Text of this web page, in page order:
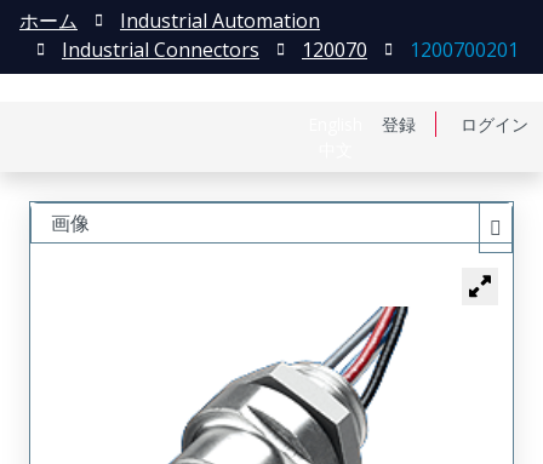
登録 ログイン
ホーム
Industrial Automation
Industrial Connectors
120070 1200700201
画像